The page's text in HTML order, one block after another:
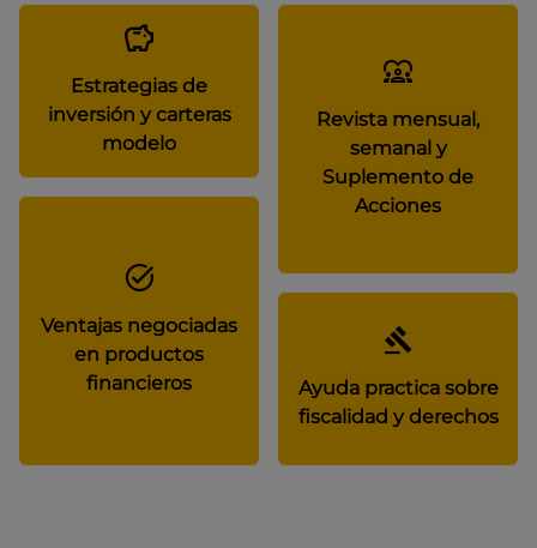
Estrategias de
inversión y carteras
modelo
Revista mensual,
semanal y
Suplemento de
Acciones
Ventajas negociadas
en productos
financieros
Ayuda practica sobre
fiscalidad y derechos